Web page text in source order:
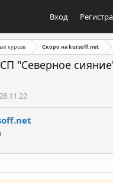
Вход
курсов Скоро на kursoff.net
"Северное
Д